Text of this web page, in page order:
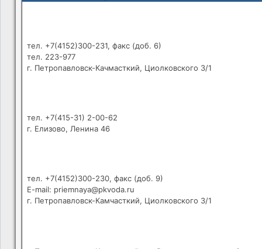
тел. +7(4152)300-231, факс (доб. 6)
тел. 223-977
г. Петропавловск-Качмасткий, Циолковского 3/1
тел. +7(415-31) 2-00-62
г. Елизово, Ленина 46
тел. +7(4152)300-230, факс (доб. 9)
E-mail: priemnaya@pkvoda.ru
г. Петропавловск-Камчасткий, Циолковского 3/1